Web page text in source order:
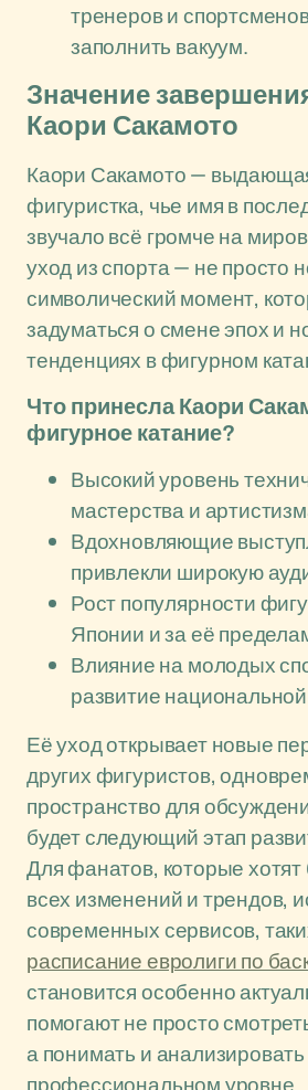
тренеров и
заполнить вакуум.
Значение
Каори Сакамото
Каори Сакамото —
фигуристка, чье имя в
звучало всё громче на
уход из спорта — не просто
символический момент,
задуматься о смене эпох и
тенденциях в фигурном
Что принесла Каори
фигурное катание?
Высокий уровень
мастерства и
Вдохновляющие
привлекли широкую
Рост популярности
Японии и за её
Влияние на молодых
развитие
Её уход открывает новые
других фигуристов,
пространство для
будет следующий этап
Для фанатов, которые хотят
всех изменений и трендов,
современных сервисов,
расписание евролиги по
становится особенно
помогают не просто
а понимать и